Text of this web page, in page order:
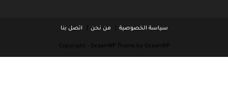
سياسة الخصوصية من نحن اتصل بنا
Copyright - OceanWP Theme by OceanWP